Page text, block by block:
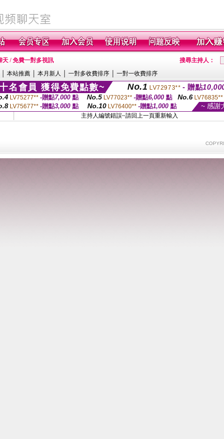
天 / 免費一對多視訊
搜尋主持人：
本站推薦 本月新人 一對多收費排序 一對一收費排序
名會員 獲得免費點數~ No.1 LV72973** - 贈點
LV75277** -贈點7,000 點 No.5 LV77023** -贈點6,000點 No.6 LV76835**
LV75677** -贈點3,000 點 No.10 LV76400** -贈點1,000點 ~ 感謝
主持人編號錯誤~請回上一頁重新輸入